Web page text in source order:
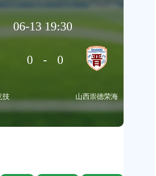
06-13 19:30
技
0-0
山西崇德荣海